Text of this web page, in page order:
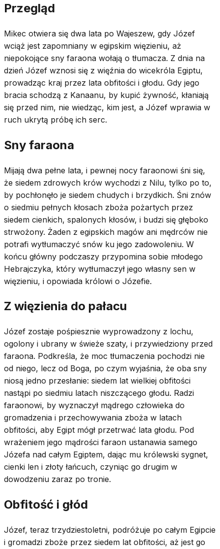
Przegląd
Mikec otwiera się dwa lata po Wajeszew, gdy Józef
wciąż jest zapomniany w egipskim więzieniu, aż
niepokojące sny faraona wołają o tłumacza. Z dnia na
dzień Józef wznosi się z więźnia do wicekróla Egiptu,
prowadząc kraj przez lata obfitości i głodu. Gdy jego
bracia schodzą z Kanaanu, by kupić żywność, kłaniają
się przed nim, nie wiedząc, kim jest, a Józef wprawia w
ruch ukrytą próbę ich serc.
Sny faraona
Mijają dwa pełne lata, i pewnej nocy faraonowi śni się,
że siedem zdrowych krów wychodzi z Nilu, tylko po to,
by pochłonęło je siedem chudych i brzydkich. Śni znów
o siedmiu pełnych kłosach zboża pożartych przez
siedem cienkich, spalonych kłosów, i budzi się głęboko
strwożony. Żaden z egipskich magów ani mędrców nie
potrafi wytłumaczyć snów ku jego zadowoleniu. W
końcu główny podczaszy przypomina sobie młodego
Hebrajczyka, który wytłumaczył jego własny sen w
więzieniu, i opowiada królowi o Józefie.
Z więzienia do pałacu
Józef zostaje pośpiesznie wyprowadzony z lochu,
ogolony i ubrany w świeże szaty, i przywiedziony przed
faraona. Podkreśla, że moc tłumaczenia pochodzi nie
od niego, lecz od Boga, po czym wyjaśnia, że oba sny
niosą jedno przesłanie: siedem lat wielkiej obfitości
nastąpi po siedmiu latach niszczącego głodu. Radzi
faraonowi, by wyznaczył mądrego człowieka do
gromadzenia i przechowywania zboża w latach
obfitości, aby Egipt mógł przetrwać lata głodu. Pod
wrażeniem jego mądrości faraon ustanawia samego
Józefa nad całym Egiptem, dając mu królewski sygnet,
cienki len i złoty łańcuch, czyniąc go drugim w
dowodzeniu zaraz po tronie.
Obfitość i głód
Józef, teraz trzydziestoletni, podróżuje po całym Egipcie
i gromadzi zboże przez siedem lat obfitości, aż jest go